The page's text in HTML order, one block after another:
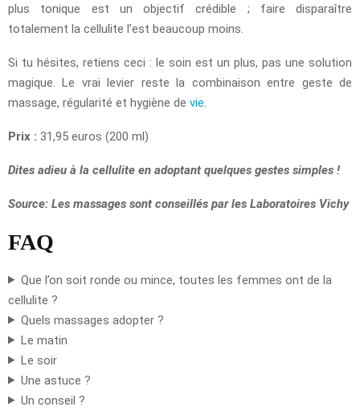
plus tonique est un objectif crédible ; faire disparaître
totalement la cellulite l’est beaucoup moins.
Si tu hésites, retiens ceci : le soin est un plus, pas une solution
magique. Le vrai levier reste la combinaison entre geste de
massage, régularité et hygiène de vie
Prix : 31,95 euros (200 ml)
Dites adieu à la cellulite en adoptant quelques gestes simples !
Source: Les massages sont conseillés par les Laboratoires Vichy
FAQ
Que l’on soit ronde ou mince, toutes les femmes ont de la
cellulite ?
Quels massages adopter ?
Le matin
Le soir
Une astuce ?
Un conseil ?